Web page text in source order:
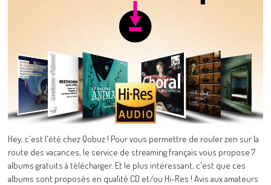
Hey, c'est l'été chez Qobuz ! Pour vous permettre de rouler zen sur la
route des vacances, le service de streaming français vous propose 7
albums gratuits à télécharger. Et le plus intéressant, c'est que ces
albums sont proposés en qualité CD et/ou Hi-Res ! Avis aux amateurs